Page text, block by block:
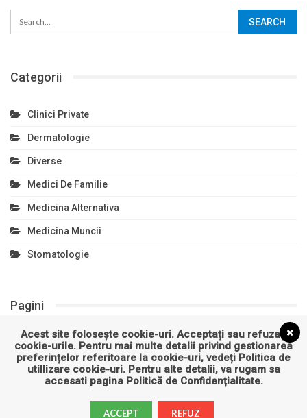
Categorii
Clinici Private
Dermatologie
Diverse
Medici De Familie
Medicina Alternativa
Medicina Muncii
Stomatologie
Pagini
Politică de confidențialitate
Politică privind fișierele cookies
Acest site folosește cookie-uri. Acceptați sau refuzați
cookie-urile. Pentru mai multe detalii privind gestionarea
preferințelor referitoare la cookie-uri, vedeți Politica de
utillizare cookie-uri. Pentru alte detalii, va rugam sa
accesati pagina Politică de Confidențialitate.
ACCEPT REFUZ